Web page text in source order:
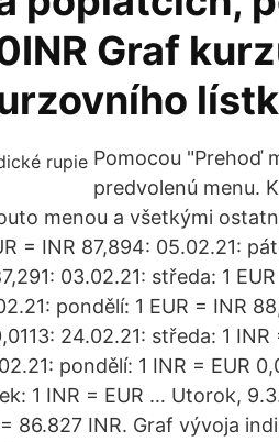
Graf
Pomocou "Prehoď
predvolenú menu.
menou a všetkými
= INR 87,894: 05.02.21:
03.02.21: středa: 1
pondělí: 1 EUR = INR
24.02.21: středa: 1 INR
pondělí: 1 INR = EUR
1 INR = EUR … Utorok,
86.827 INR. Graf vývoja